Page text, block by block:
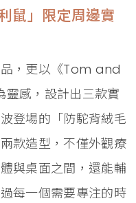
鼠」限定周邊實
，更以《Tom and
感，設計出三款實
登場的「防駝背絨毛
款造型，不僅外觀療
與桌面之間，還能輔
每一個需要專注的時